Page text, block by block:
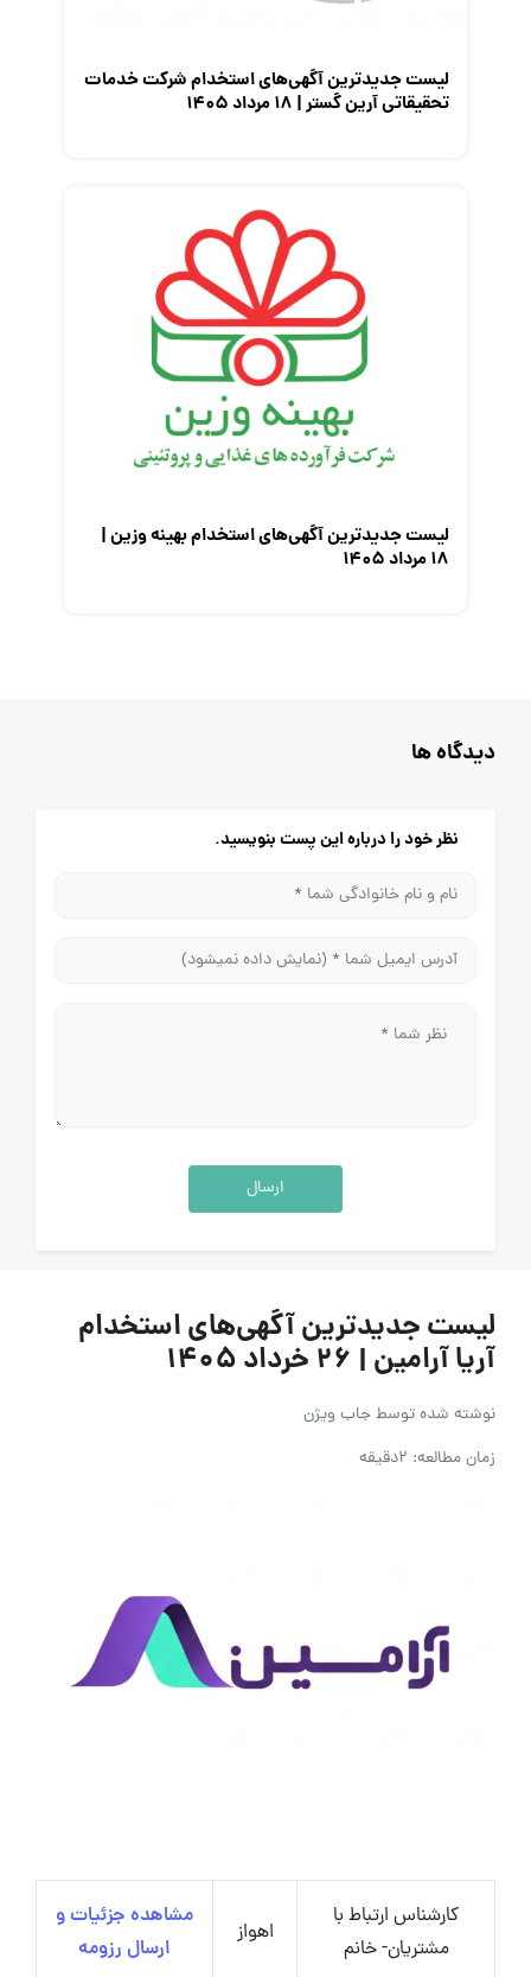
لیست جدیدترین آگهی‌های استخدام شرکت خدمات
تحقیقاتی آرین گستر | ۱۸ مرداد ۱۴۰۵
لیست جدیدترین آگهی‌های استخدام بهینه وزین |
۱۸ مرداد ۱۴۰۵
دیدگاه ها
نظر خود را درباره این پست بنویسید.
ارسال
لیست جدیدترین آگهی‌های استخدام
آریا آرامین | ۲۶ خرداد ۱۴۰۵
نوشته شده توسطجاب ویژن
زمان مطالعه: 2دقیقه
کارشناس ارتباط با
مشتریان- خانم
اهواز
مشاهده جزئیات و
ارسال رزومه